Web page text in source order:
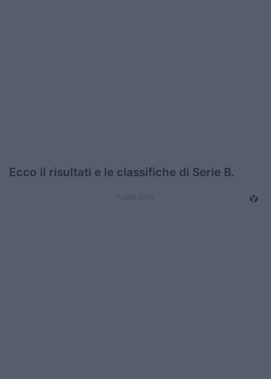
Ecco il risultati e le classifiche di Serie B.